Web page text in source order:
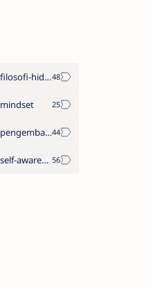
filosofi-hidup
mindset
pengembangan-diri
self-awareness